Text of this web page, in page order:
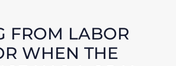
FROM LABOR
WHEN THE